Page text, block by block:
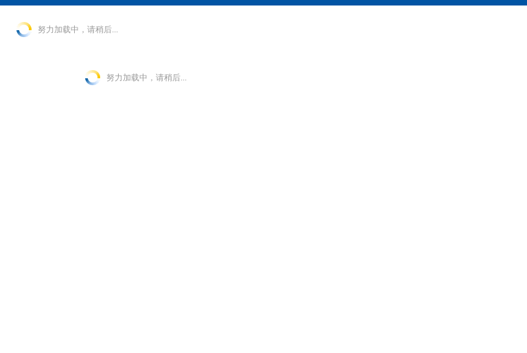
努力加载中，请稍后...
努力加载中，请稍后...